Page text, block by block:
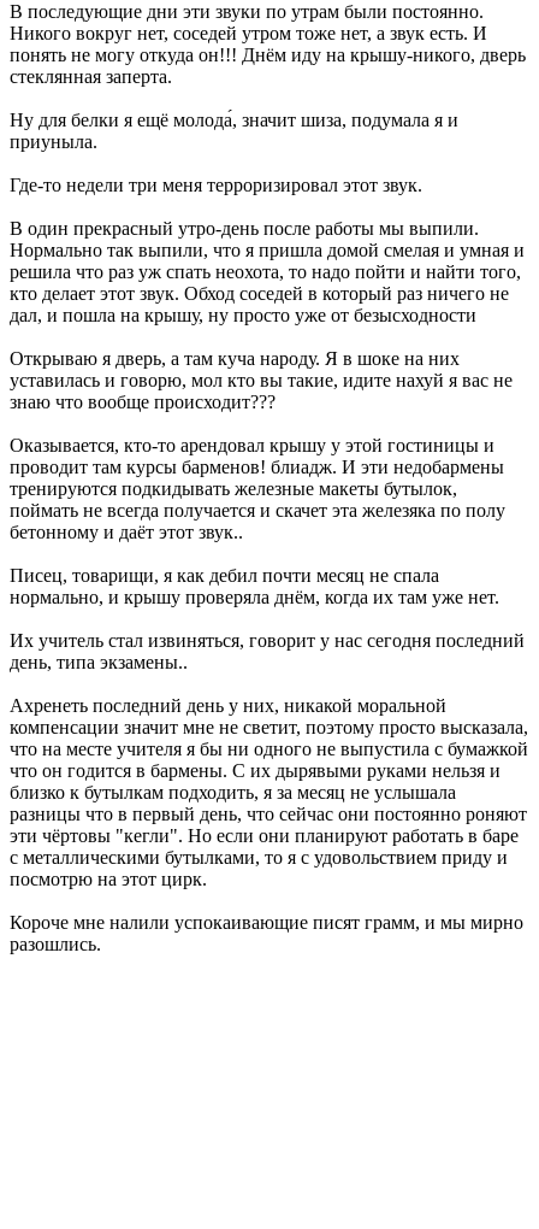
В последующие дни эти звуки по утрам были постоянно.
Никого вокруг нет, соседей утром тоже нет, а звук есть. И
понять не могу откуда он!!! Днём иду на крышу-никого, дверь
стеклянная заперта.
Ну для белки я ещё молода́, значит шиза, подумала я и
приуныла.
Где-то недели три меня терроризировал этот звук.
В один прекрасный утро-день после работы мы выпили.
Нормально так выпили, что я пришла домой смелая и умная и
решила что раз уж спать неохота, то надо пойти и найти того,
кто делает этот звук. Обход соседей в который раз ничего не
дал, и пошла на крышу, ну просто уже от безысходности
Открываю я дверь, а там куча народу. Я в шоке на них
уставилась и говорю, мол кто вы такие, идите нахуй я вас не
знаю что вообще происходит???
Оказывается, кто-то арендовал крышу у этой гостиницы и
проводит там курсы барменов! блиадж. И эти недобармены
тренируются подкидывать железные макеты бутылок,
поймать не всегда получается и скачет эта железяка по полу
бетонному и даёт этот звук..
Писец, товарищи, я как дебил почти месяц не спала
нормально, и крышу проверяла днём, когда их там уже нет.
Их учитель стал извиняться, говорит у нас сегодня последний
день, типа экзамены..
Ахренеть последний день у них, никакой моральной
компенсации значит мне не светит, поэтому просто высказала,
что на месте учителя я бы ни одного не выпустила с бумажкой
что он годится в бармены. С их дырявыми руками нельзя и
близко к бутылкам подходить, я за месяц не услышала
разницы что в первый день, что сейчас они постоянно роняют
эти чёртовы "кегли". Но если они планируют работать в баре
с металлическими бутылками, то я с удовольствием приду и
посмотрю на этот цирк.
Короче мне налили успокаивающие писят грамм, и мы мирно
разошлись.